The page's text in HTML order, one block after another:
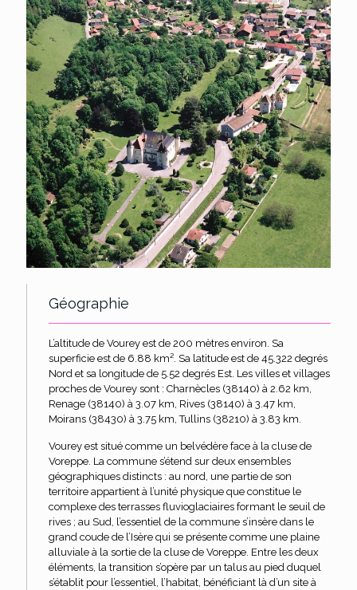
Géographie
L’altitude de Vourey est de 200 mètres environ. Sa
superficie est de 6.88 km². Sa latitude est de 45.322 degrés
Nord et sa longitude de 5.52 degrés Est. Les villes et villages
proches de Vourey sont : Charnècles (38140) à 2.62 km,
Renage (38140) à 3.07 km, Rives (38140) à 3.47 km,
Moirans (38430) à 3.75 km, Tullins (38210) à 3.83 km.
Vourey est situé comme un belvédère face à la cluse de
Voreppe. La commune s’étend sur deux ensembles
géographiques distincts : au nord, une partie de son
territoire appartient à l’unité physique que constitue le
complexe des terrasses fluvioglaciaires formant le seuil de
rives ; au Sud, l’essentiel de la commune s’insère dans le
grand coude de l’Isère qui se présente comme une plaine
alluviale à la sortie de la cluse de Voreppe. Entre les deux
éléments, la transition s’opère par un talus au pied duquel
s’établit pour l’essentiel, l’habitat, bénéficiant là d’un site à